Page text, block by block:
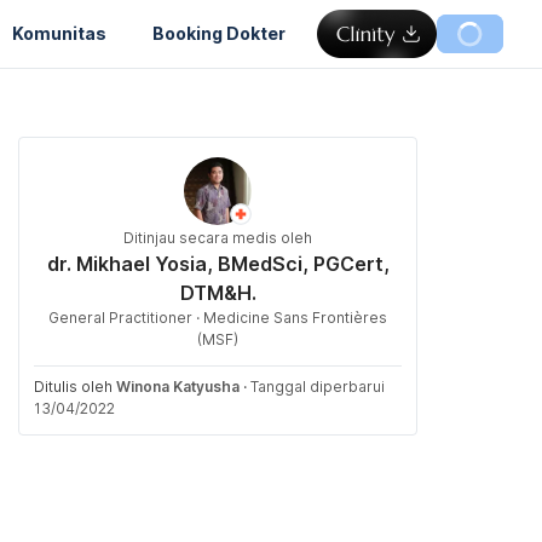
Komunitas Booking Dokter
Ditinjau secara medis oleh
dr. Mikhael Yosia, BMedSci, PGCert,
DTM&H.
General Practitioner · Medicine Sans Frontières
(MSF)
Ditulis oleh Winona Katyusha · Tanggal diperbarui
13/04/2022